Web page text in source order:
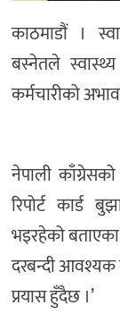
English
काठमाडौं ।
बस्नेतले
कर्मचारीको
नेपाली
रिपोर्ट कार्ड
भइरहेको
दरबन्दी आवश्यक
प्रयास हुँदैछ ।’